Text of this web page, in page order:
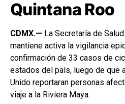
Quintana Roo
CDMX.— La Secretaría de
mantiene activa la vigilancia
confirmación de 33 casos de
estados del país, luego de que
Unido reportaran personas
viaje a la Riviera Maya.